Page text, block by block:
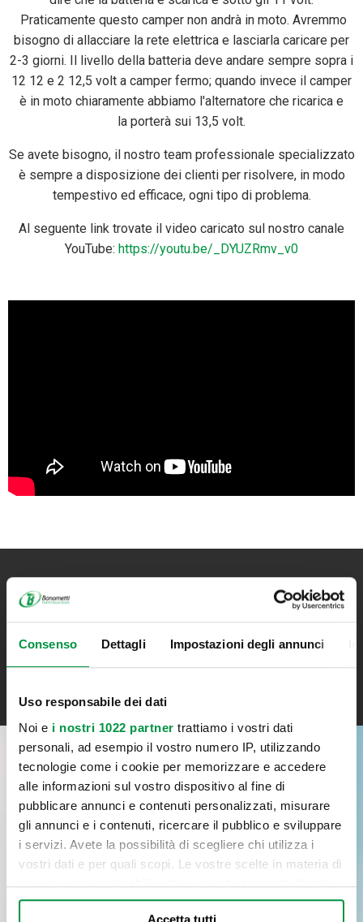
Consenso Dettagli Impostazioni degli annunci
Uso responsabile dei dati
Noi e i nostri 1022 partner trattiamo i vostri dati
personali, ad esempio il vostro numero IP, utilizzando
tecnologie come i cookie per memorizzare e accedere
alle informazioni sul vostro dispositivo al fine di
pubblicare annunci e contenuti personalizzati, misurare
gli annunci e i contenuti, ricercare il pubblico e sviluppare
i servizi. Avete la possibilità di scegliere chi utilizza i
vostri dati e per quali scopi. Le vostre scelte in materia di
privacy sono applicabili solo su questa proprietà digitale
in cui avete effettuato le vostre scelte. È possibile
Praticamente questo camper non andrà in moto. Avremmo
bisogno di allacciare la rete elettrica e lasciarla caricare per
2-3 giorni. Il livello della batteria deve andare sempre sopra i
12 12 e 2 12,5 volt a camper fermo; quando invece il camper
è in moto chiaramente abbiamo l'alternatore che ricarica e
la porterà sui 13,5 volt.
Se avete bisogno, il nostro team professionale specializzato
è sempre a disposizione dei clienti per risolvere, in modo
tempestivo ed efficace, ogni tipo di problema.
Al seguente link trovate il video caricato sul nostro canale
YouTube: https://youtu.be/_DYUZRmv_v0
Iscriviti alla newsletter
Resta aggiornato su tutte le novità Bonometti
ISCRIVITI
RICHIEDI INFORMAZIONI
(*) campi obbligatori